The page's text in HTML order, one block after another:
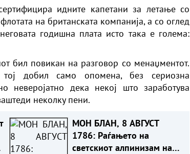
идните капетани за летање со
на британската компанија, а со оглед
годишна плата исто така е голема:
бил повикан на разговор со менаџментот.
добил само опомена, без сериозна
неверојатно дека некој што заработува
неколку пени.
МОН БЛАН, 8 АВГУСТ
1786: Раѓањето на
светскиот алпинизам на